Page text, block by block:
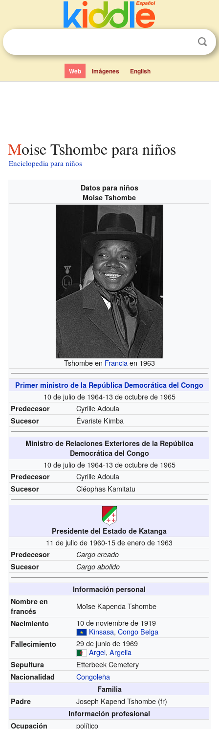
Web Imágenes English
Moise Tshombe para niños
Enciclopedia para niños
Datos para niños
Moise Tshombe
Tshombe en Franciaen 1963
Primer ministro de la República Democrática del Congo
10 de julio de 1964-13 de octubre de 1965
Predecesor Cyrille Adoula
Sucesor Évariste Kimba
Ministro de Relaciones Exteriores de la República
Democrática del Congo
10 de julio de 1964-13 de octubre de 1965
Predecesor Cyrille Adoula
Sucesor Cléophas Kamitatu
Presidente del Estado de Katanga
11 de julio de 1960-15 de enero de 1963
Predecesor
Cargo creado
Sucesor
Cargo abolido
Información personal
Nombre en
francés
Moïse Kapenda Tshombe
Nacimiento
10 de noviembre de 1919
Kinsasa,Congo Belga
Fallecimiento
29 de junio de 1969
Argel,Argelia
Sepultura Etterbeek Cemetery
Nacionalidad Congoleña
Familia
Padre
Joseph Kapend Tshombe (fr)
Información profesional
Ocupación
político